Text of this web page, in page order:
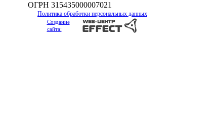
ОГРН 315435000007021
Политика обработки персональных данных
Создание
сайта: